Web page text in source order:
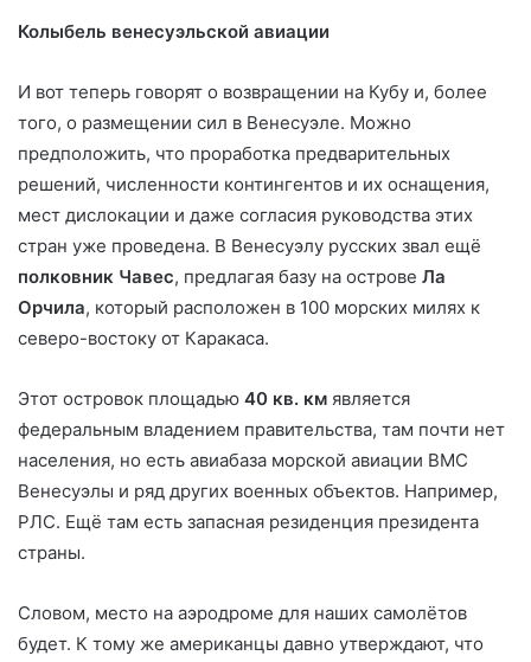
Колыбель венесуэльской авиации
И вот теперь говорят о возвращении на Кубу и, более
того, о размещении сил в Венесуэле. Можно
предположить, что проработка предварительных
решений, численности контингентов и их оснащения,
мест дислокации и даже согласия руководства этих
стран уже проведена. В Венесуэлу русских звал ещё
полковник Чавес, предлагая базу на острове Ла
Орчила, который расположен в 100 морских милях к
северо-востоку от Каракаса.
Этот островок площадью 40 кв. км является
федеральным владением правительства, там почти нет
населения, но есть авиабаза морской авиации ВМС
Венесуэлы и ряд других военных объектов. Например,
РЛС. Ещё там есть запасная резиденция президента
страны.
Словом, место на аэродроме для наших самолётов
будет. К тому же американцы давно утверждают, что